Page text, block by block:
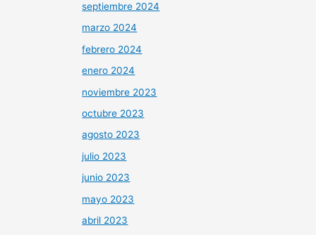
septiembre 2024
marzo 2024
febrero 2024
enero 2024
noviembre 2023
octubre 2023
agosto 2023
julio 2023
junio 2023
mayo 2023
abril 2023